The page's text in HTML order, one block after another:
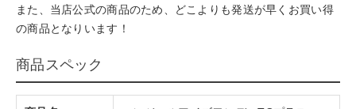
また、当店公式の商品のため、どこよりも発送が早くお買い得
の商品となりいます！
商品スペック